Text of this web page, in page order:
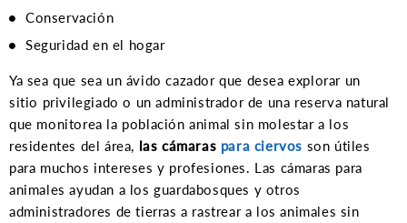
Conservación
Seguridad en el hogar
Ya sea que sea un ávido cazador que desea explorar un
sitio privilegiado o un administrador de una reserva natural
que monitorea la población animal sin molestar a los
residentes del área, las cámaras para ciervos son útiles
para muchos intereses y profesiones. Las cámaras para
animales ayudan a los guardabosques y otros
administradores de tierras a rastrear a los animales sin